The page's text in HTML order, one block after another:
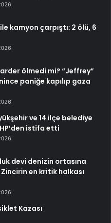
kamyon çarpıştı: 2 ölü, 6
ölmedi mi? “Jeffrey”
paniğe kapılıp gaza
ve 14 ilçe belediye
istifa etti
devi denizin ortasına
Zincirin en kritik halkası
Kazası